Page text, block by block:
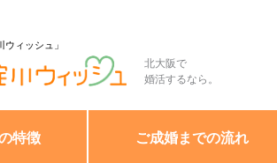
ィッシュ」
北大阪で
婚活するなら。
特徴 ご成婚までの流れ